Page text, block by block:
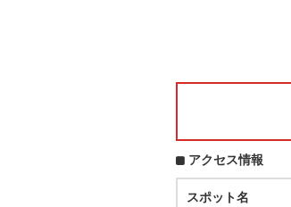
アクセス情報
スポット名